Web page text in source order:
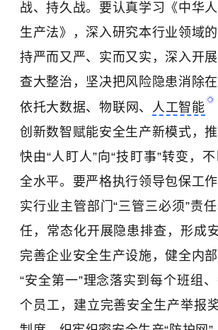
战、持久战。要认真学习《中华
生产法》，深入研究本行业领域
持严而又严、实而又实，深入开
查大整治，坚决把风险隐患消除
依托大数据、物联网 、 人工智能
创新数智赋能安全生产新模式，
快由“人盯人”向“技盯事”转变，
全水平。要严格执行领导包保工
实行业主管部门“三管三必须”责
任，常态化开展隐患排查，形成
完善企业安全生产设施，健全内
“安全第一”理念落实到每个班组
个员工，建立完善安全生产举报